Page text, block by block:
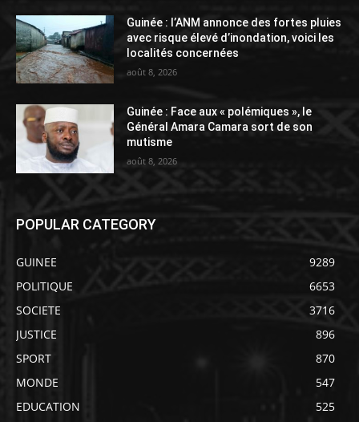
Guinée : l’ANM annonce des fortes pluies
avec risque élevé d’inondation, voici les
localités concernées
août 8, 2026
Guinée : Face aux « polémiques », le
Général Amara Camara sort de son
mutisme
août 8, 2026
POPULAR CATEGORY
GUINEE
9289
POLITIQUE
6653
SOCIETE
3716
JUSTICE
896
SPORT
870
MONDE
547
EDUCATION
525